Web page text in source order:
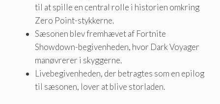
til at spille en central rolle i historien omkring
Zero Point-stykkerne.
Sæsonen blev fremhævet af Fortnite
Showdown-begivenheden, hvor Dark Voyager
manøvrerer i skyggerne.
Livebegivenheden, der betragtes som en epilog
til sæsonen, lover at blive storladen.